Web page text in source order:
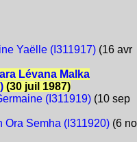
Yaëlle (I311917)(16 avr
Lévana Malka
(30 juil 1987)
(I311919)(10 sep
Ora Semha (I311920)(6